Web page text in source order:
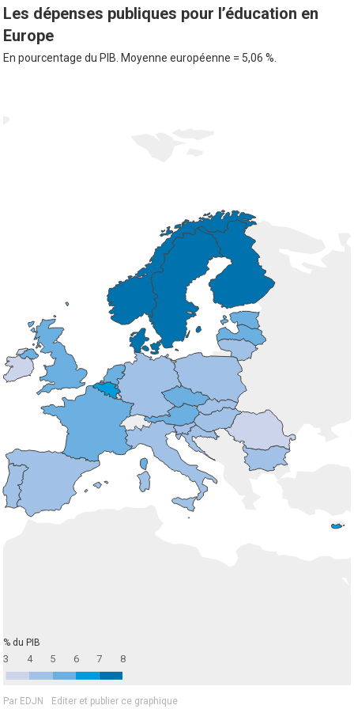
Les dépenses publiques pour l’éducation en
Europe
En pourcentage du PIB. Moyenne européenne = 5,06 %.
% du PIB
3 4 5 6 7 8
Editer et publier ce graphique
Par EDJN